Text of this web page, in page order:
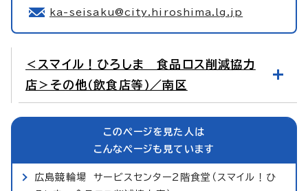
ka-seisaku@city.hiroshima.lg.jp
＜スマイル！ひろしま 食品ロス削減協力
店＞その他（飲食店等）／南区
このページを見た人は
こんなページも見ています
広島競輪場 サービスセンター2階食堂（スマイル！ひ